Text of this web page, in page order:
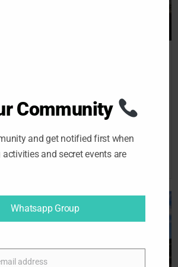
Community
and get notified first when
and secret events are
Whatsapp Group
address